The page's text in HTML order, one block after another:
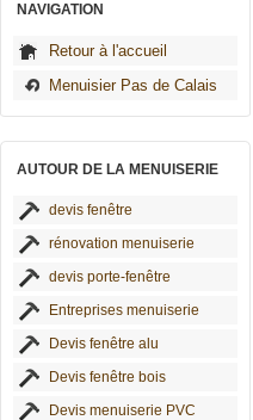
NAVIGATION
Retour à l'accueil
Menuisier Pas de Calais
AUTOUR DE LA MENUISERIE
devis fenêtre
rénovation menuiserie
devis porte-fenêtre
Entreprises menuiserie
Devis fenêtre alu
Devis fenêtre bois
Devis menuiserie PVC